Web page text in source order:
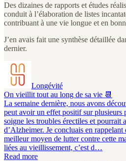
Des dizaines de rapports et études
conduit à l’élaboration de listes
contribuant à une vie longue et en
J’en avais fait une synthèse détaillée
dernier.
Longévité
On vieillit tout au long de sa vie 📆
La semaine dernière, nous avons
peut avoir un effet positif sur plusieurs
soigne les troubles érectiles et pourrait
d’Alzheimer. Je concluais en
meilleur moyen de lutter contre cette
liées au vieillissement, c’est d…
Read more